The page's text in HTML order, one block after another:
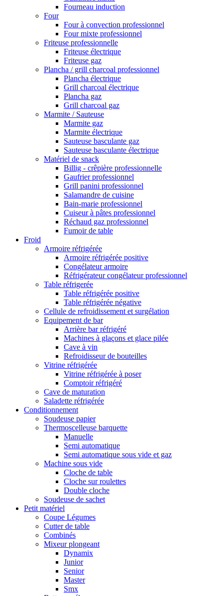
Fourneau induction
Four
Four à convection professionnel
Four mixte professionnel
Friteuse professionnelle
Friteuse électrique
Friteuse gaz
Plancha / grill charcoal professionnel
Plancha électrique
Grill charcoal électrique
Plancha gaz
Grill charcoal gaz
Marmite / Sauteuse
Marmite gaz
Marmite électrique
Sauteuse basculante gaz
Sauteuse basculante électrique
Matériel de snack
Billig - crêpière professionnelle
Gaufrier professionnel
Grill panini professionnel
Salamandre de cuisine
Bain-marie professionnel
Cuiseur à pâtes professionnel
Réchaud gaz professionnel
Fumoir de table
Froid
Armoire réfrigérée
Armoire réfrigérée positive
Congélateur armoire
Réfrigérateur congélateur professionnel
Table réfrigerée
Table réfrigérée positive
Table réfrigérée négative
Cellule de refroidissement et surgélation
Equipement de bar
Arrière bar réfrigéré
Machines à glaçons et glace pilée
Cave à vin
Refroidisseur de bouteilles
Vitrine réfrigérée
Vitrine réfrigérée à poser
Comptoir réfrigéré
Cave de maturation
Saladette réfrigérée
Conditionnement
Soudeuse papier
Thermoscelleuse barquette
Manuelle
Semi automatique
Semi automatique sous vide et gaz
Machine sous vide
Cloche de table
Cloche sur roulettes
Double cloche
Soudeuse de sachet
Petit matériel
Coupe Légumes
Cutter de table
Combinés
Mixeur plongeant
Dynamix
Junior
Senior
Master
Smx